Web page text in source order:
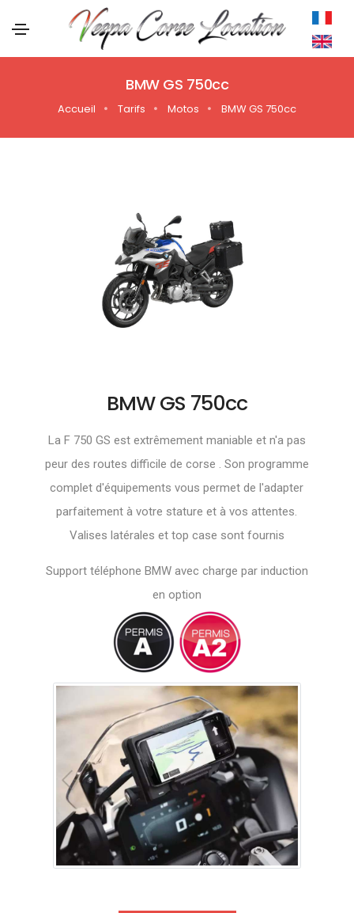
BMW GS 750cc
Accueil Tarifs Motos BMW GS 750cc
BMW GS 750cc
La F 750 GS est extrêmement maniable et n'a pas
peur des routes difficile de corse . Son programme
complet d'équipements vous permet de l'adapter
parfaitement à votre stature et à vos attentes.
Valises latérales et top case sont fournis
Support téléphone BMW avec charge par induction
en option